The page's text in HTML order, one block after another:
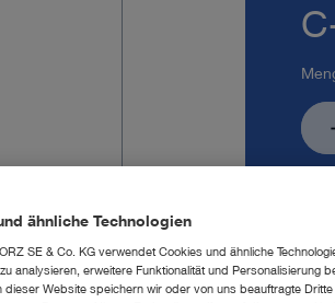
ähnliche Technologien
SE & Co. KG verwendet Cookies und ähnliche
analysieren, erweitere Funktionalität und Personalisierung
dieser Website speichern wir oder von uns beauftragte Dritte